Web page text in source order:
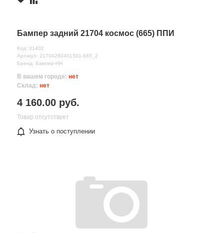
Бампер задний 21704 космос (665) ППИ
Код: 31402
Артикул: 21704280401501-665_2
Бренд: Бампер-НН
В вашем городе: нет
Склад: нет
4 160.00 руб.
Товар отсутствует
Узнать о поступлении